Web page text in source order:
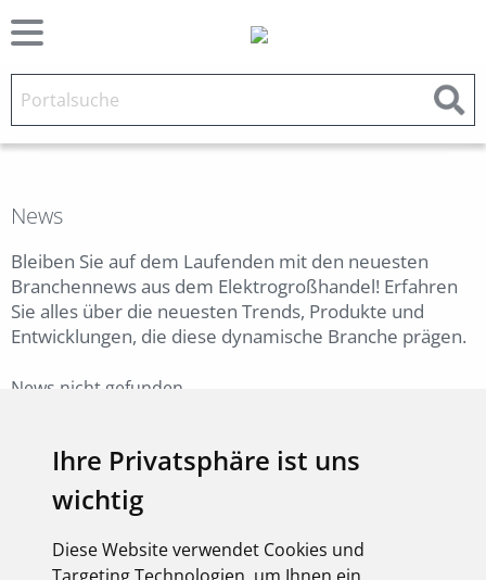
Ihre Privatsphäre ist uns
wichtig
Diese Website verwendet Cookies und
News
Bleiben Sie auf dem Laufenden mit den neuesten
Branchennews aus dem Elektrogroßhandel! Erfahren
Sie alles über die neuesten Trends, Produkte und
Entwicklungen, die diese dynamische Branche prägen.
News nicht gefunden.
Derzeit liegen keine Termine vor!